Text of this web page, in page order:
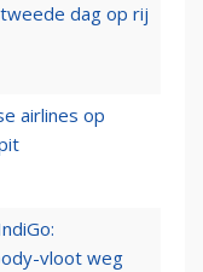
dag op rij
airlines op
vloot weg